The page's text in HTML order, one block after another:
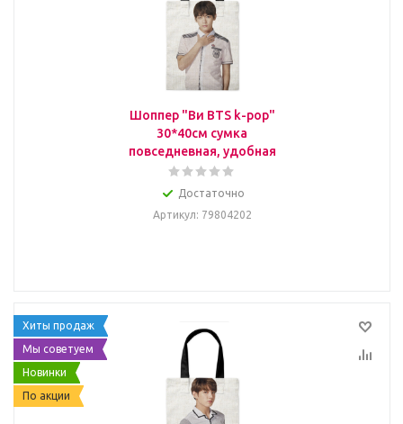
Шоппер "Ви BTS k-pop"
30*40см сумка
повседневная, удобная
Достаточно
Артикул: 79804202
Хиты продаж
Мы советуем
Новинки
По акции